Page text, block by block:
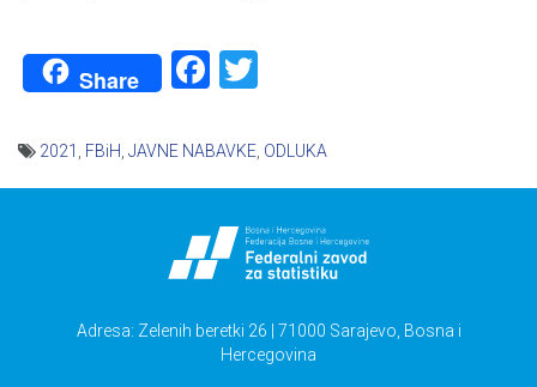
Share Facebook
2021 FBiH JAVNE NABAVKE ODLUKA
Adresa: Zelenih beretki 26 | 71000 Sarajevo, Bosna i
Hercegovina